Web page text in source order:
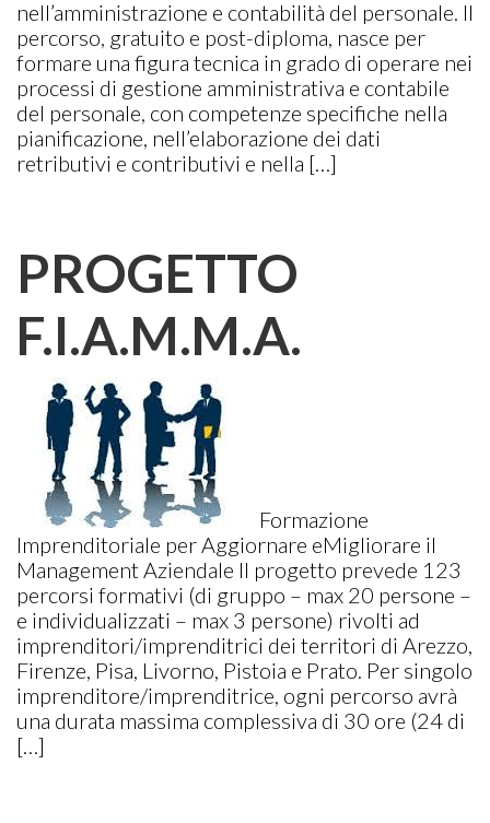
nell’amministrazione e contabilità del personale. Il
percorso, gratuito e post-diploma, nasce per
formare una figura tecnica in grado di operare nei
processi di gestione amministrativa e contabile
del personale, con competenze specifiche nella
pianificazione, nell’elaborazione dei dati
retributivi e contributivi e nella […]
PROGETTO
F.I.A.M.M.A.
Formazione
Imprenditoriale per Aggiornare eMigliorare il
Management Aziendale Il progetto prevede 123
percorsi formativi (di gruppo – max 20 persone –
e individualizzati – max 3 persone) rivolti ad
imprenditori/imprenditrici dei territori di Arezzo,
Firenze, Pisa, Livorno, Pistoia e Prato. Per singolo
imprenditore/imprenditrice, ogni percorso avrà
una durata massima complessiva di 30 ore (24 di
[…]